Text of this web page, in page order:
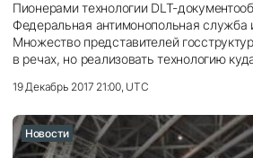
Пионерами технологии DLT-
Федеральная антимонопольная служба
Множество представителей
в речах, но реализовать технологию
19 Декабрь 2017 21:00, UTC
Новости